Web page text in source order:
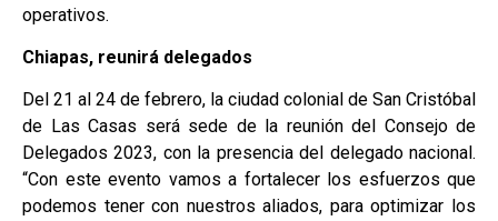
operativos.
Chiapas, reunirá delegados
Del 21 al 24 de febrero, la ciudad colonial de San Cristóbal
de Las Casas será sede de la reunión del Consejo de
Delegados 2023, con la presencia del delegado nacional.
“Con este evento vamos a fortalecer los esfuerzos que
podemos tener con nuestros aliados, para optimizar los